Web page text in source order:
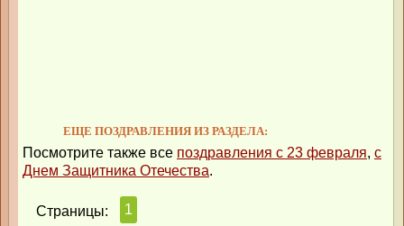
ЕЩЕ ПОЗДРАВЛЕНИЯ ИЗ РАЗДЕЛА:
Посмотрите также все поздравления с 23 февраля, с
Днем Защитника Отечества.
Страницы: 1